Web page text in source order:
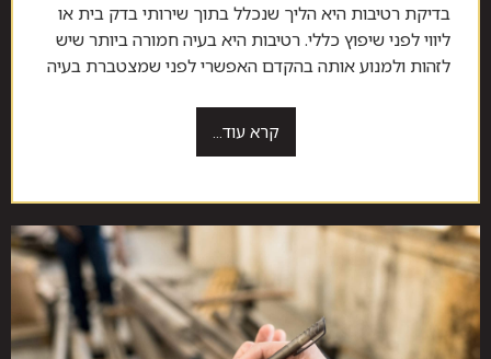
בדיקת רטיבות היא הליך שנכלל בתוך שירותי בדק בית או
ליווי לפני שיפוץ כללי. רטיבות היא בעיה חמורה ביותר שיש
לזהות ולמנוע אותה בהקדם האפשרי לפני שמצטברת בעיה
קרא עוד...